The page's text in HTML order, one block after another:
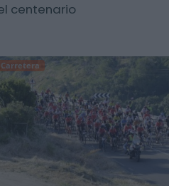
centenario
Carretera